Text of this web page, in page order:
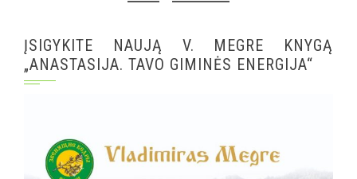
ĮSIGYKITE NAUJĄ V. MEGRE KNYGĄ
„ANASTASIJA. TAVO GIMINĖS ENERGIJA“